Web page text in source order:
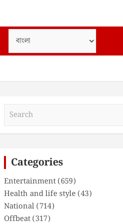
Categories
Entertainment(659)
Health and life style(43)
National(714)
Offbeat(317)